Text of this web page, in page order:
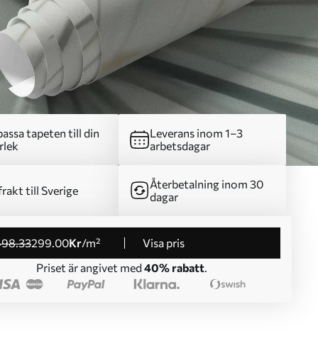
tapeten till din
Leverans inom 1–3
arbetsdagar
till Sverige
Återbetalning inom 30
dagar
.33299.00Kr/m²
Visa pris
Priset är angivet med 40% rabatt.